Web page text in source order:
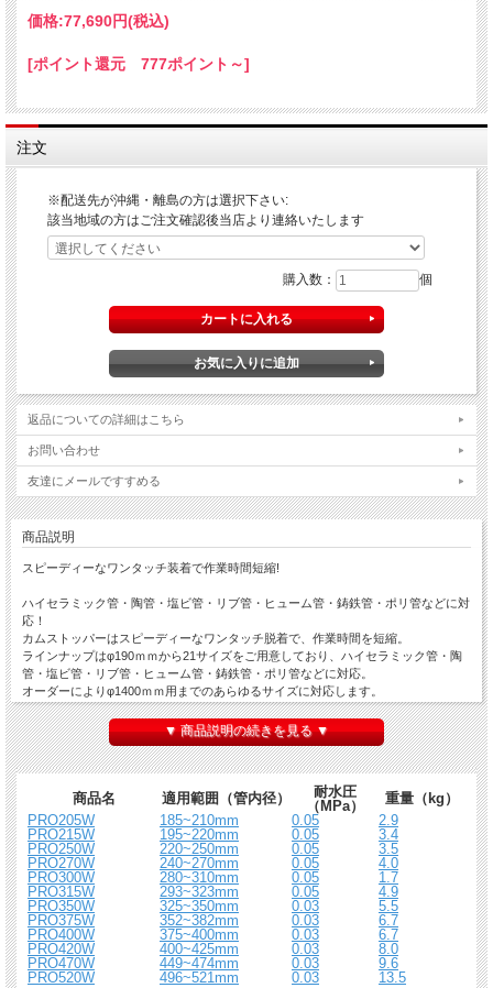
価格:77,690円(税込)
[ポイント還元 777ポイント～]
注文
※配送先が沖縄・離島の方は選択下さい:
該当地域の方はご注文確認後当店より連絡いたします
購入数： 個
返品についての詳細はこちら
お問い合わせ
友達にメールですすめる
商品説明
スピーディーなワンタッチ装着で作業時間短縮!
ハイセラミック管・陶管・塩ビ管・リブ管・ヒューム管・鋳鉄管・ポリ管などに対
応！
カムストッパーはスピーディーなワンタッチ脱着で、作業時間を短縮。
ラインナップはφ190ｍｍから21サイズをご用意しており、ハイセラミック管・陶
管・塩ビ管・リブ管・ヒューム管・鋳鉄管・ポリ管などに対応。
オーダーによりφ1400ｍｍ用までのあらゆるサイズに対応します。
【用途】
管内清掃や補修時などの一時的な止水に最適です。
※メーカー直送品のため代金引換がご利用いただけません。
▼ 商品説明の続きを見る ▼
商品名 適用範囲（管内径）
耐水圧
（MPa）
重量（kg）
PRO205W
185~210mm 0.05
2.9
PRO215W
195~220mm 0.05
3.4
PRO250W
220~250mm 0.05
3.5
PRO270W
240~270mm 0.05
4.0
PRO300W
280~310mm 0.05
1.7
PRO315W
293~323mm 0.05
4.9
PRO350W
325~350mm 0.03
5.5
PRO375W
352~382mm 0.03
6.7
PRO400W
375~400mm 0.03
6.7
PRO420W
400~425mm 0.03
8.0
PRO470W
449~474mm 0.03
9.6
PRO520W
496~521mm 0.03
13.5